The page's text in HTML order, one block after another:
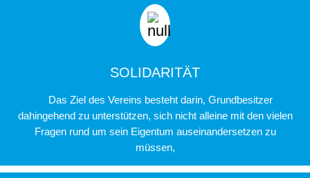
SOLIDARITÄT
Das Ziel des Vereins besteht darin, Grundbesitzer
dahingehend zu unterstützen, sich nicht alleine mit den vielen
Fragen rund um sein Eigentum auseinandersetzen zu
müssen,